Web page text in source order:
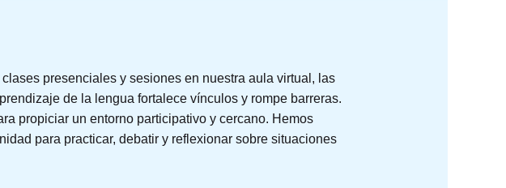
presenciales y sesiones en nuestra aula virtual, las
de la lengua fortalece vínculos y rompe barreras.
propiciar un entorno participativo y cercano. Hemos
para practicar, debatir y reflexionar sobre situaciones